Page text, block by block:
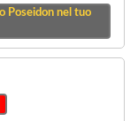
Poseidon nel tuo